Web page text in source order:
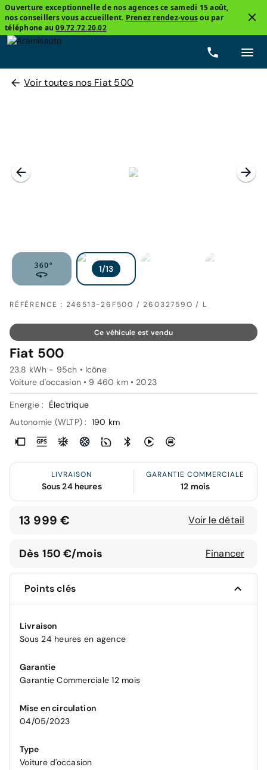
Ouverture exceptionnelle de nos agences ce samedi 15 août,
nos conseillers vous accueillent. Prenez rendez-vousou par
téléphone au09.72.72.20.02
Voir toutes nos Fiat 500
RÉFÉRENCE : 246513-26F500 / 26032759O / L
Ce véhicule est vendu
Fiat 500
23.8 kWh - 95ch • Icône
Voiture d'occasion • 9 460 km • 2023
Energie :
Électrique
Autonomie (WLTP) : 190 km
LIVRAISON
Sous 24 heures
GARANTIE COMMERCIALE
12 mois
13 999 € Voir le détail
Dès 150 €/mois Financer
Points clés
Livraison
Sous 24 heures en agence
Garantie
Garantie Commerciale 12 mois
Mise en circulation
04/05/2023
Type
Voiture d'occasion